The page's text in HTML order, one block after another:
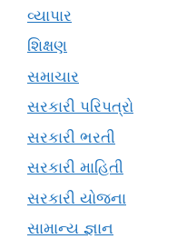
વ્યાપાર
શિક્ષણ
સમાચાર
સરકારી પરિપત્રો
સરકારી ભરતી
સરકારી માહિતી
સરકારી યોજના
સામાન્ય જ્ઞાન